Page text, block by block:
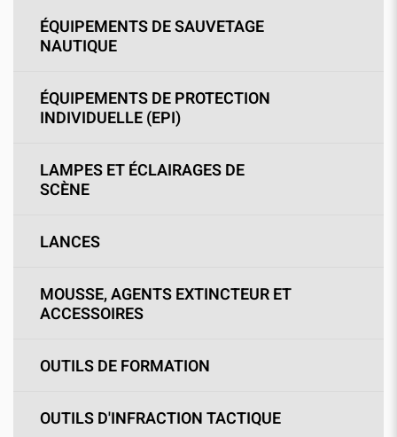
ÉQUIPEMENTS DE SAUVETAGE
NAUTIQUE
ÉQUIPEMENTS DE PROTECTION
INDIVIDUELLE (EPI)
LAMPES ET ÉCLAIRAGES DE
SCÈNE
LANCES
MOUSSE, AGENTS EXTINCTEUR ET
ACCESSOIRES
OUTILS DE FORMATION
OUTILS D'INFRACTION TACTIQUE